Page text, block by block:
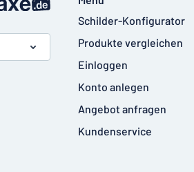
Schilder-Konfigurator
Produkte vergleichen
Einloggen
Konto anlegen
Angebot anfragen
Kundenservice